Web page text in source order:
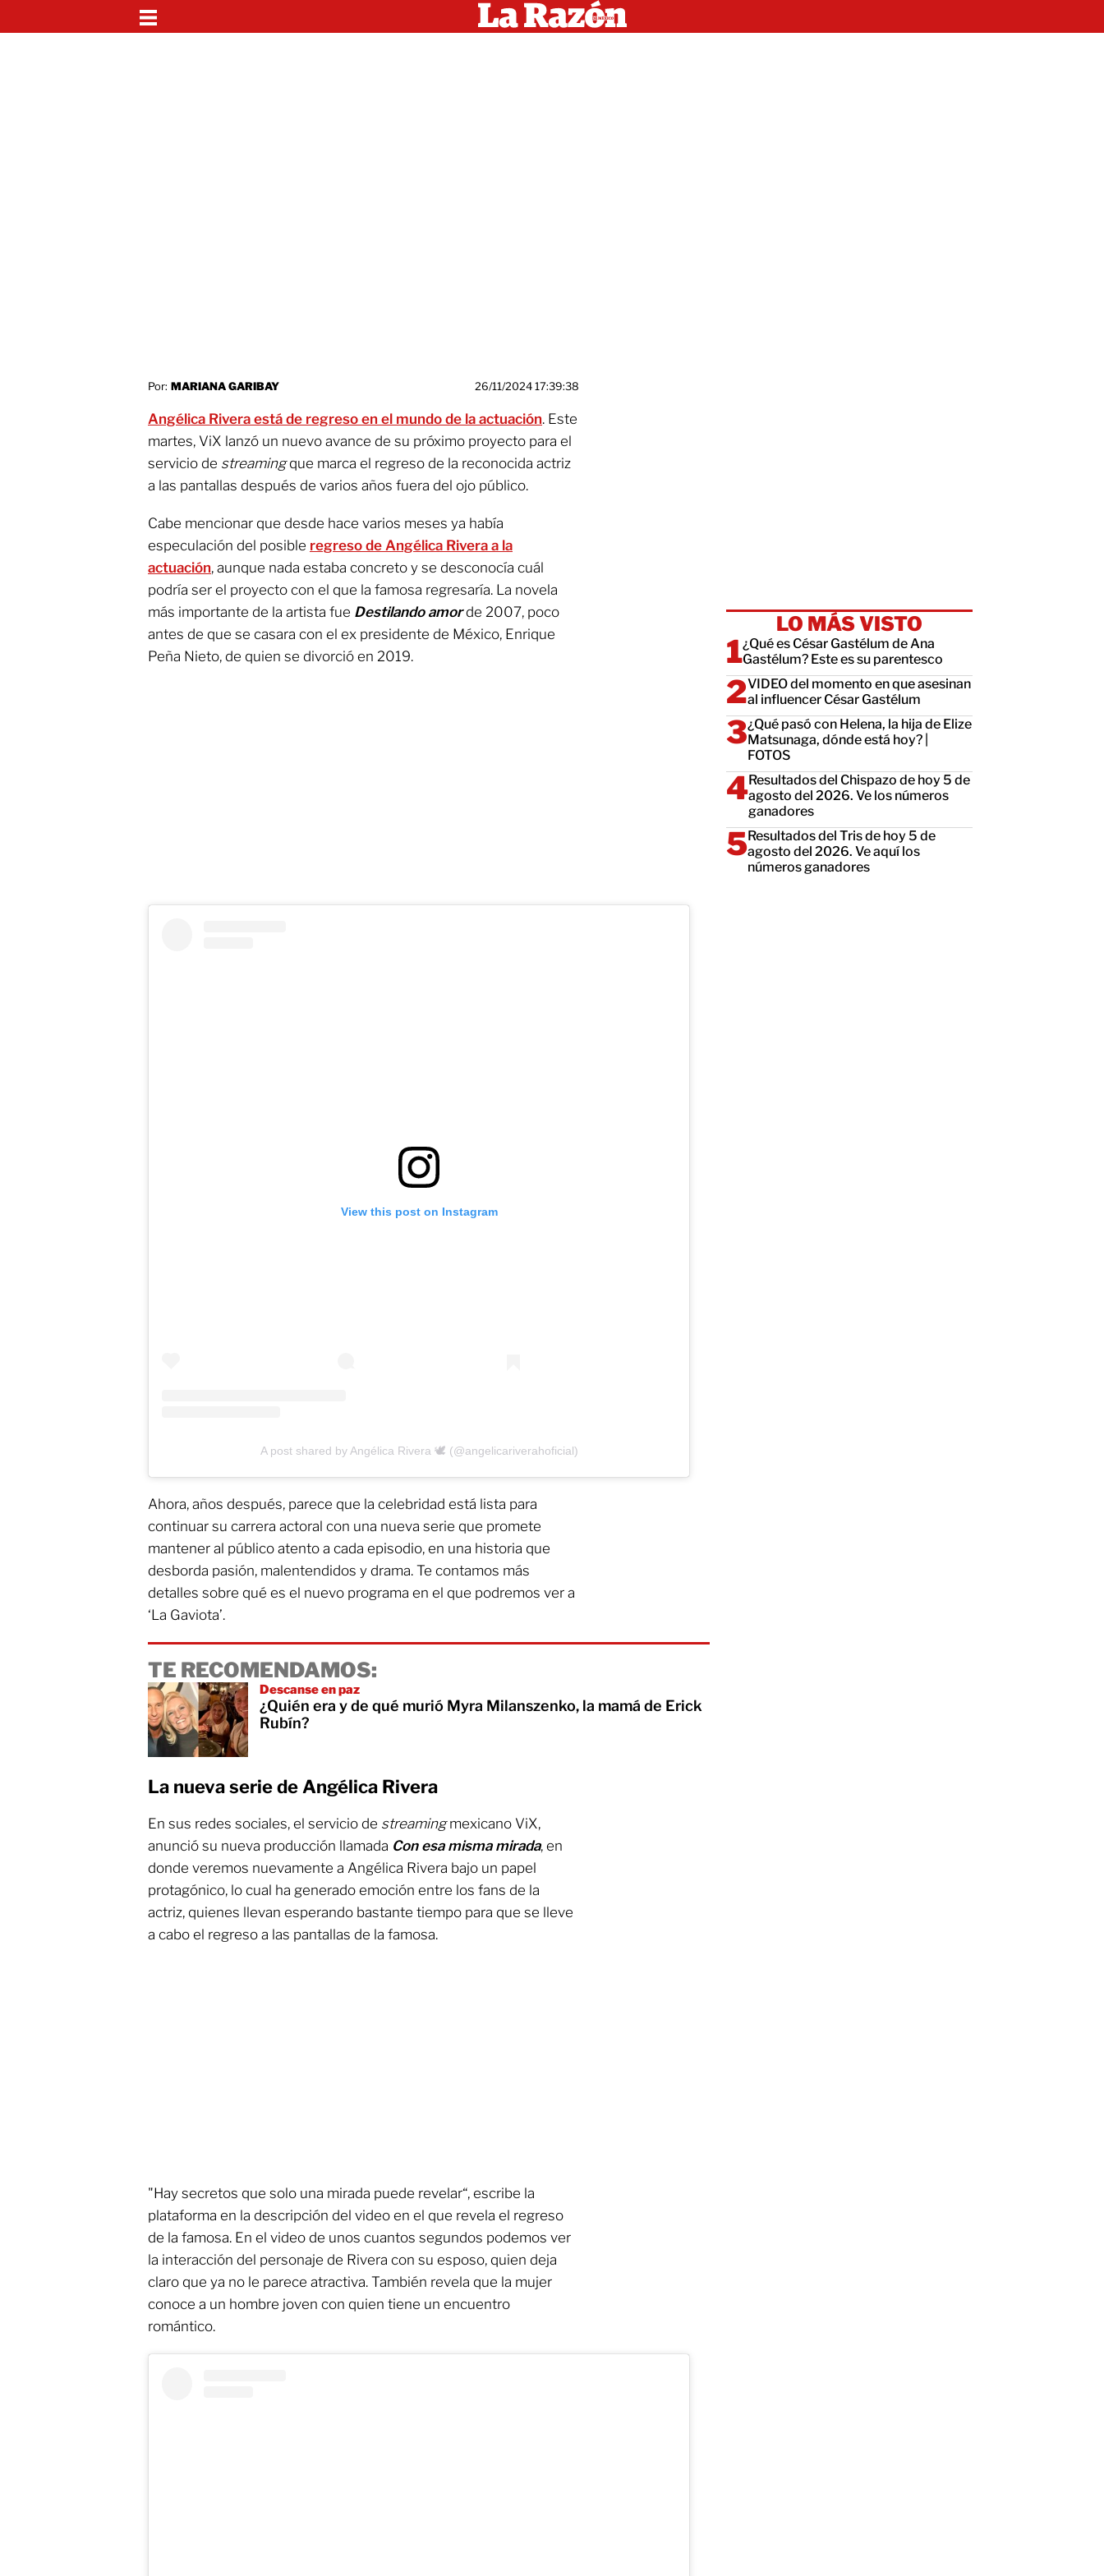
Por: MARIANA GARIBAY 26/11/2024 17:39:38
Angélica Rivera está de regreso en el mundo de la actuación. Este
martes, ViX lanzó un nuevo avance de su próximo proyecto para el
servicio de streamingque marca el regreso de la reconocida actriz
a las pantallas después de varios años fuera del ojo público.
Cabe mencionar que desde hace varios meses ya había
especulación del posible regreso de Angélica Rivera a la
actuación, aunque nada estaba concreto y se desconocía cuál
podría ser el proyecto con el que la famosa regresaría. La novela
más importante de la artista fue Destilando amorde 2007, poco
antes de que se casara con el ex presidente de México, Enrique
Peña Nieto, de quien se divorció en 2019.
View this post on Instagram
A post shared by Angélica Rivera 🕊 (@angelicariverahoficial)
Ahora, años después, parece que la celebridad está lista para
continuar su carrera actoral con una nueva serie que promete
mantener al público atento a cada episodio, en una historia que
desborda pasión, malentendidos y drama. Te contamos más
detalles sobre qué es el nuevo programa en el que podremos ver a
‘La Gaviota’.
TE RECOMENDAMOS:
Descanse en paz
¿Quién era y de qué murió Myra Milanszenko, la mamá de Erick
Rubín?
La nueva serie de Angélica Rivera
En sus redes sociales, el servicio de streamingmexicano ViX,
anunció su nueva producción llamada Con esa misma mirada, en
donde veremos nuevamente a Angélica Rivera bajo un papel
protagónico, lo cual ha generado emoción entre los fans de la
actriz, quienes llevan esperando bastante tiempo para que se lleve
a cabo el regreso a las pantallas de la famosa.
"Hay secretos que solo una mirada puede revelar“, escribe la
plataforma en la descripción del video en el que revela el regreso
de la famosa. En el video de unos cuantos segundos podemos ver
la interacción del personaje de Rivera con su esposo, quien deja
claro que ya no le parece atractiva. También revela que la mujer
conoce a un hombre joven con quien tiene un encuentro
romántico.
LO MÁS VISTO
¿Qué es César Gastélum de Ana
Gastélum? Este es su parentesco
VIDEO del momento en que asesinan
al influencer César Gastélum
¿Qué pasó con Helena, la hija de Elize
Matsunaga, dónde está hoy? |
FOTOS
Resultados del Chispazo de hoy 5 de
agosto del 2026. Ve los números
ganadores
Resultados del Tris de hoy 5 de
agosto del 2026. Ve aquí los
números ganadores